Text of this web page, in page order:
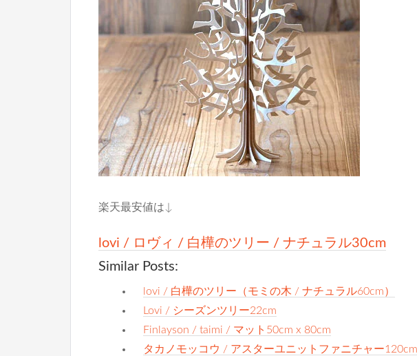
楽天最安値は↓
lovi / ロヴィ / 白樺のツリー / ナチュラル30cm
Similar Posts:
lovi / 白樺のツリー（モミの木 / ナチュラル60cm）
Lovi / シーズンツリー22cm
Finlayson / taimi / マット50cm x 80cm
タカノモッコウ / アスターユニットファニチャー120cm